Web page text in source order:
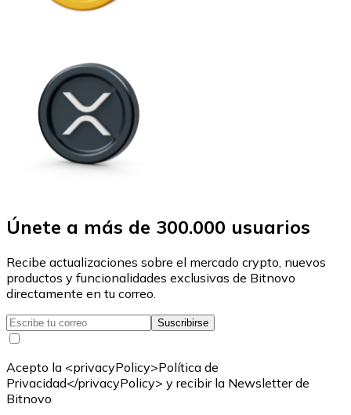
Únete a más de 300.000 usuarios
Recibe actualizaciones sobre el mercado crypto, nuevos
productos y funcionalidades exclusivas de Bitnovo
directamente en tu correo.
Suscribirse
Acepto la <privacyPolicy>Política de
Privacidad</privacyPolicy> y recibir la Newsletter de
Bitnovo